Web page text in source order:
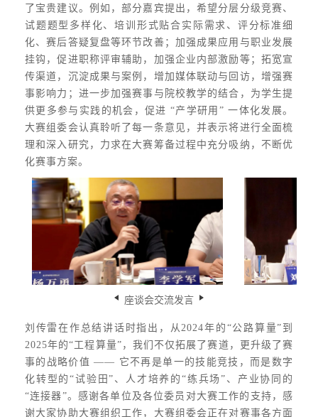
了宝贵建议。例如，部分嘉宾提出，希望分层分级竞赛、
试题题型多样化、培训形式贴合实际需求、评分标准细
化、赛后答疑复盘等环节改善；加强成果应用与职业发展
挂钩，促进职称评审辅助，加强企业内部激励等；拓宽宣
传渠道，沉淀成果与案例，增加媒体联动与回访，增强赛
事影响力；进一步加强赛事与院校教学的结合，为学生提
供更多参与实践的机会，促进 “产学研用” 一体化发展。
大赛组委会认真聆听了每一条意见，并表示将进行全面梳
理和深入研究，力求在大赛筹备过程中充分吸纳，不断优
化赛事方案。
座谈会交流发言
刘传雷在作总结讲话时指出，从2024年的“公路算量”到
2025年的“工程算量”，我们不仅拓展了赛道，更升级了赛
事的战略价值 —— 它不再是单一的技能竞技，而是数字
化转型的“试验田”、人才培养的“练兵场”、产业协同的
“连接器”。感谢各单位及各位委员对大赛工作的支持，感
谢大家协助大赛组织工作，大赛组委会正在对赛事各方面